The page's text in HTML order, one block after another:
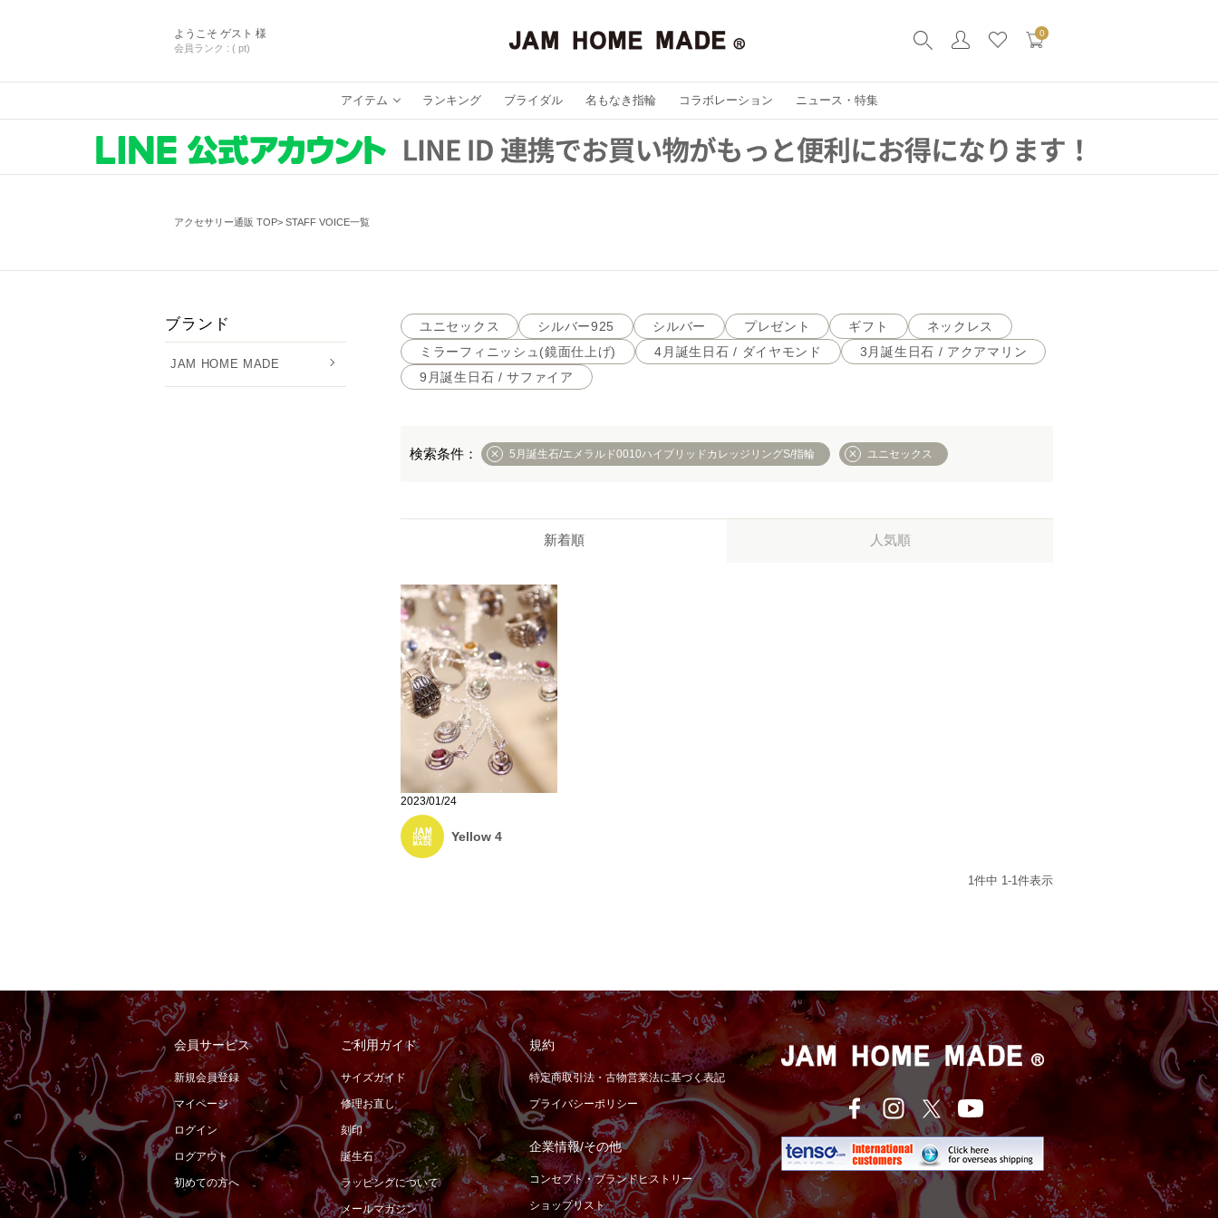
ようこそ ゲスト 様
会員ランク : ( pt)
0
アイテム ランキング ブライダル 名もなき指輪 コラボレーション ニュース・特集
アクセサリー通販 TOP STAFF VOICE一覧
ブランド
JAM HOME MADE
ユニセックス シルバー925 シルバー プレゼント ギフト
ネックレス
ミラーフィニッシュ(鏡面仕上げ)
4月誕生日石 / ダイヤモンド
3月誕生日石 / アクアマリン
9月誕生日石 / サファイア
5月誕生石/エメラルド0010ハイブリッドカレッジリングS/指輪 ユニセックス
新着順 人気順
2023/01/24
Yellow 4
1 件中 1 -1 件表示
会員サービス
新規会員登録
マイページ
ログイン
ログアウト
初めての方へ
ご利用ガイド
サイズガイド
修理お直し
刻印
誕生石
ラッピングについて
メールマガジン
規約
特定商取引法・古物営業法に基づく表記
プライバシーポリシー
企業情報/その他
コンセプト・ブランドヒストリー
ショップリスト